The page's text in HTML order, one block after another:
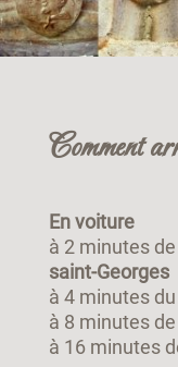
Comment
En voiture
à 2 minutes de
saint-Georges
à 4 minutes du
à 8 minutes de
à 16 minutes